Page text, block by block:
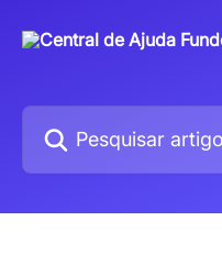
Pesquisar artigos...